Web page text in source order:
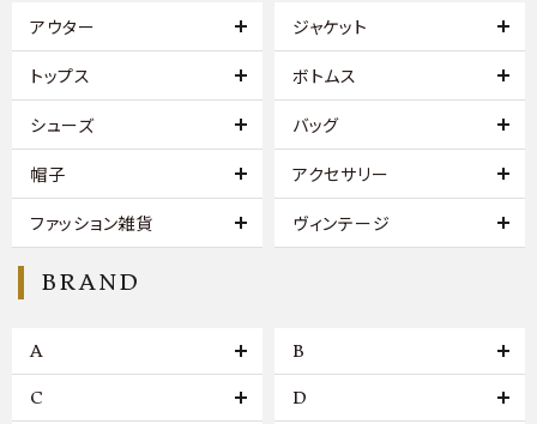
アウター ジャケット
トップス ボトムス
シューズ バッグ
帽子 アクセサリー
ファッション雑貨 ヴィンテージ
BRAND
A B
C D